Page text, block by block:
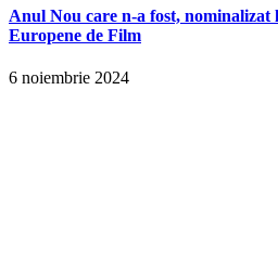
Anul Nou care n-a fost, nominalizat
Europene de Film
6 noiembrie 2024